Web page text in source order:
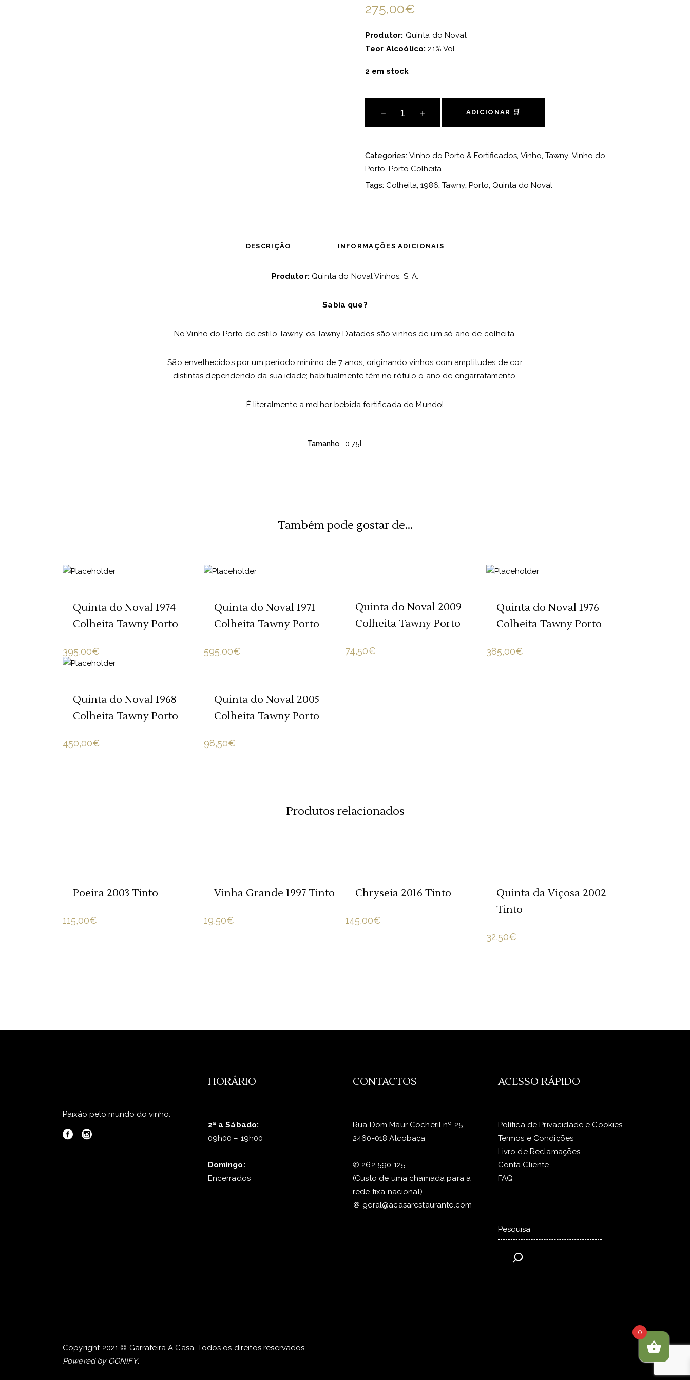
275,00€
Produtor: Quinta do Noval
Teor Alcoólico: 21% Vol.
2 em stock
Noval
Colheita
Tawny
Porto
ADICIONAR 🛒
Categories: Vinho do Porto & Fortificados, Vinho, Tawny, Vinho do
Porto, Porto Colheita
Tags: Colheita, 1986, Tawny, Porto, Quinta do Noval
DESCRIÇÃO INFORMAÇÕES ADICIONAIS
Produtor: Quinta do Noval Vinhos, S. A.
Sabia que?
No Vinho do Porto de estilo Tawny, os Tawny Datados são vinhos de um só ano de colheita.
São envelhecidos por um período mínimo de 7 anos, originando vinhos com amplitudes de cor
distintas dependendo da sua idade; habitualmente têm no rótulo o ano de engarrafamento.
É literalmente a melhor bebida fortificada do Mundo!
Tamanho 0.75L
Também pode gostar de...
Quinta do Noval 1974
Colheita Tawny Porto
395,00€
Quinta do Noval 1971
Colheita Tawny Porto
595,00€
Quinta do Noval 2009
Colheita Tawny Porto
74,50€
Quinta do Noval 1976
Colheita Tawny Porto
385,00€
Quinta do Noval 1968
Colheita Tawny Porto
450,00€
Quinta do Noval 2005
Colheita Tawny Porto
98,50€
Produtos relacionados
Poeira 2003 Tinto
115,00€
Vinha Grande 1997 Tinto
19,50€
Chryseia 2016 Tinto
145,00€
Quinta da Viçosa 2002
Tinto
32,50€
Paixão pelo mundo do vinho.
HORÁRIO
2ª a Sábado:
09h00 – 19h00
Domingo:
Encerrados
CONTACTOS
Rua Dom Maur Cocheril nº 25
2460-018 Alcobaça
✆ 262 590 125
(Custo de uma chamada para a
rede fixa nacional)
＠ geral@acasarestaurante.com
ACESSO RÁPIDO
Política de Privacidade e Cookies
Termos e Condições
Livro de Reclamações
Conta Cliente
FAQ
Copyright 2021 © Garrafeira A Casa. Todos os direitos reservados.
Powered by OONIFY.
0